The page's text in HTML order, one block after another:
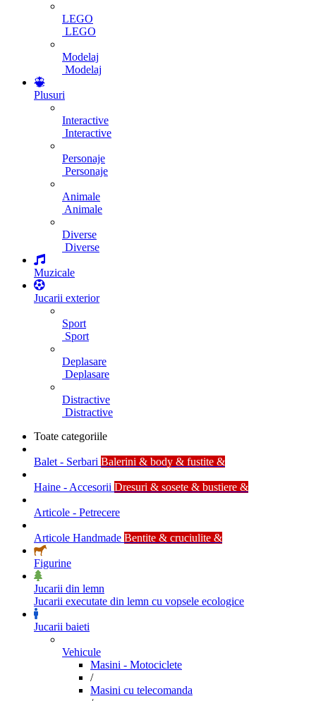
LEGO
LEGO
Modelaj
Modelaj
Plusuri
Interactive
Interactive
Personaje
Personaje
Animale
Animale
Diverse
Diverse
Muzicale
Jucarii exterior
Sport
Sport
Deplasare
Deplasare
Distractive
Distractive
Toate categoriile
Balet - Serbari Balerini & body & fustite &
Haine - Accesorii Dresuri & sosete & bustiere &
Articole - Petrecere
Articole Handmade Bentite & cruciulite &
Figurine
Jucarii din lemn
Jucarii executate din lemn cu vopsele ecologice
Jucarii baieti
Vehicule
Masini - Motociclete
/
Masini cu telecomanda